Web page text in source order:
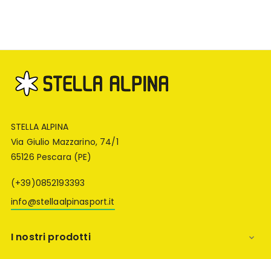
STELLA ALPINA
Via Giulio Mazzarino, 74/1
65126 Pescara (PE)
(+39)0852193393
info@stellaalpinasport.it
I nostri prodotti 